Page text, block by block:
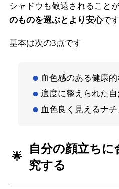
シャドウも敬遠されること
のものを選ぶとより安心です
基本は次の3点です
血色感のある健康
適度に整えられた
血色良く見えるナ
自分の顔立ち
究する